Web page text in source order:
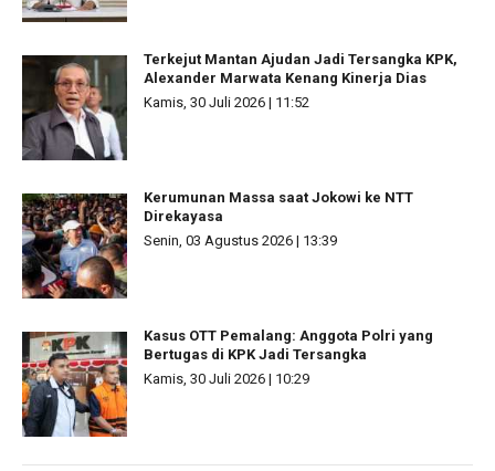
Terkejut Mantan Ajudan Jadi Tersangka KPK,
Alexander Marwata Kenang Kinerja Dias
Kamis, 30 Juli 2026 | 11:52
Kerumunan Massa saat Jokowi ke NTT
Direkayasa
Senin, 03 Agustus 2026 | 13:39
Kasus OTT Pemalang: Anggota Polri yang
Bertugas di KPK Jadi Tersangka
Kamis, 30 Juli 2026 | 10:29